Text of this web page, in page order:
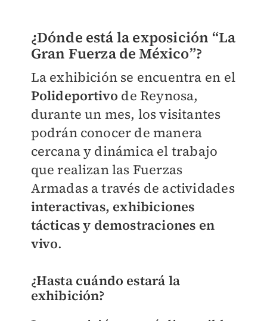
¿Dónde está la exposición “La
Gran Fuerza de México”?
La exhibición se encuentra en el
Polideportivo de Reynosa,
durante un mes, los visitantes
podrán conocer de manera
cercana y dinámica el trabajo
que realizan las Fuerzas
Armadas a través de actividades
interactivas, exhibiciones
tácticas y demostraciones en
vivo.
¿Hasta cuándo estará la
exhibición?